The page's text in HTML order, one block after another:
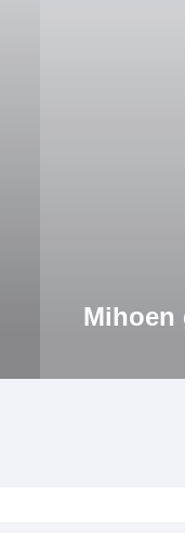
Mihoen